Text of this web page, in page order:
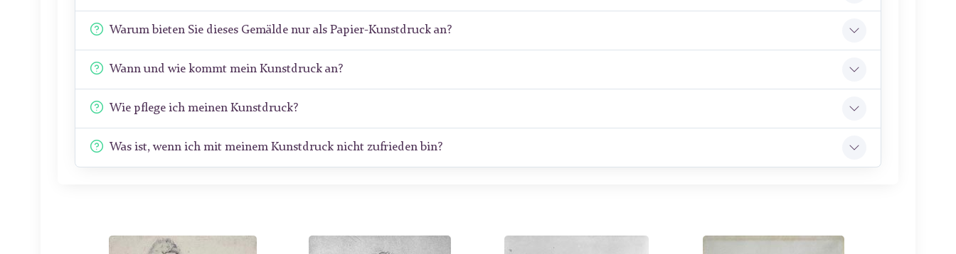
Warum bieten Sie dieses Gemälde nur als Papier-Kunstdruck an?
Wann und wie kommt mein Kunstdruck an?
Wie pflege ich meinen Kunstdruck?
Was ist, wenn ich mit meinem Kunstdruck nicht zufrieden bin?